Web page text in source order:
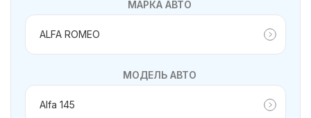
МАРКА АВТО
МОДЕЛЬ АВТО